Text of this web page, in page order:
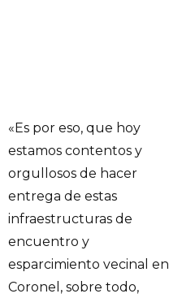
«Es por eso, que hoy
estamos contentos y
orgullosos de hacer
entrega de estas
infraestructuras de
encuentro y
esparcimiento vecinal en
Coronel, sobre todo,